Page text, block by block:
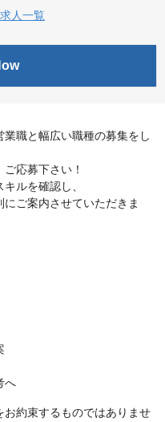
人一覧
職と幅広い職種の募集をし
応募下さい！
ルを確認し、
ご案内させていただきま
へ
約束するものではありませ